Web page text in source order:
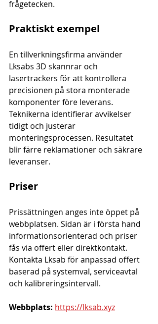
frågetecken.
Praktiskt exempel
En tillverkningsfirma använder
Lksabs 3D skannrar och
lasertrackers för att kontrollera
precisionen på stora monterade
komponenter före leverans.
Teknikerna identifierar avvikelser
tidigt och justerar
monteringsprocessen. Resultatet
blir färre reklamationer och säkrare
leveranser.
Priser
Prissättningen anges inte öppet på
webbplatsen. Sidan är i första hand
informationsorienterad och priser
fås via offert eller direktkontakt.
Kontakta Lksab för anpassad offert
baserad på systemval, serviceavtal
och kalibreringsintervall.
Webbplats: https://lksab.xyz